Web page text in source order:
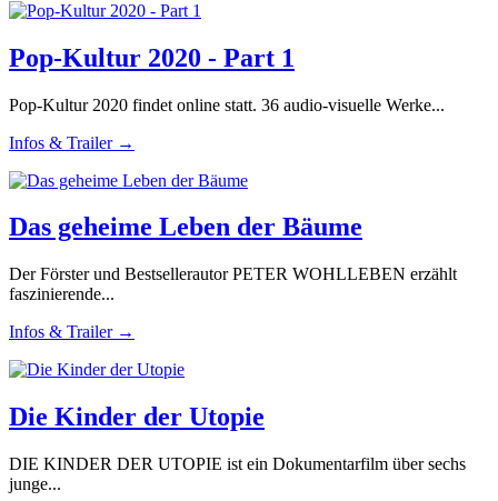
Pop-Kultur 2020 - Part 1
Pop-Kultur 2020 findet online statt. 36 audio-visuelle Werke...
Infos & Trailer →
Das geheime Leben der Bäume
Der Förster und Bestsellerautor PETER WOHLLEBEN erzählt
faszinierende...
Infos & Trailer →
Die Kinder der Utopie
DIE KINDER DER UTOPIE ist ein Dokumentarfilm über sechs
junge...